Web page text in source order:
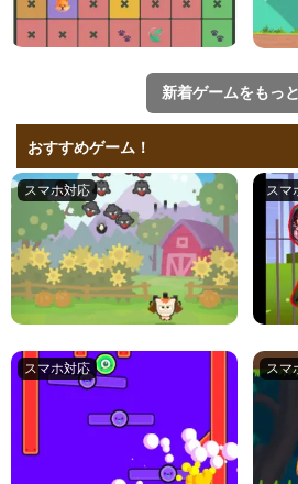
新着ゲームをもっ
おすすめゲーム！